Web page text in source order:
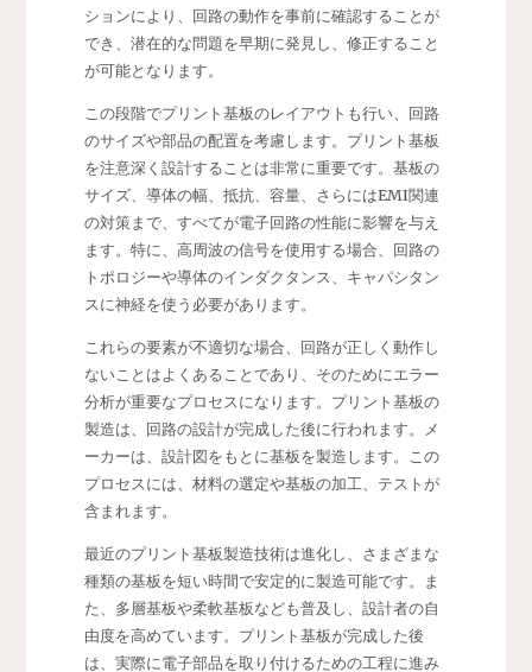
ションにより、回路の動作を事前に確認することが
でき、潜在的な問題を早期に発見し、修正すること
が可能となります。
この段階でプリント基板のレイアウトも行い、回路
のサイズや部品の配置を考慮します。プリント基板
を注意深く設計することは非常に重要です。基板の
サイズ、導体の幅、抵抗、容量、さらにはEMI関連
の対策まで、すべてが電子回路の性能に影響を与え
ます。特に、高周波の信号を使用する場合、回路の
トポロジーや導体のインダクタンス、キャパシタン
スに神経を使う必要があります。
これらの要素が不適切な場合、回路が正しく動作し
ないことはよくあることであり、そのためにエラー
分析が重要なプロセスになります。プリント基板の
製造は、回路の設計が完成した後に行われます。メ
ーカーは、設計図をもとに基板を製造します。この
プロセスには、材料の選定や基板の加工、テストが
含まれます。
最近のプリント基板製造技術は進化し、さまざまな
種類の基板を短い時間で安定的に製造可能です。ま
た、多層基板や柔軟基板なども普及し、設計者の自
由度を高めています。プリント基板が完成した後
は、実際に電子部品を取り付けるための工程に進み